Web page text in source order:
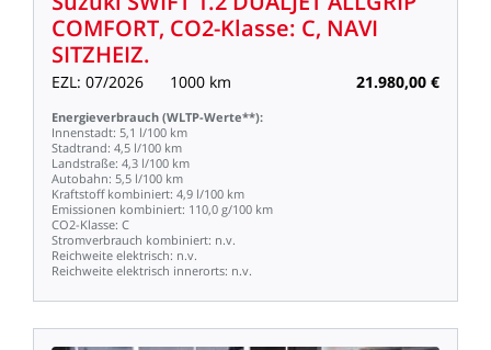
COMFORT, CO2-Klasse: C, NAVI
SITZHEIZ.
EZL: 07/2026 1000 km 21.980,00 €
Energieverbrauch (WLTP-Werte**):
Innenstadt: 5,1 l/100 km
Stadtrand: 4,5 l/100 km
Landstraße: 4,3 l/100 km
Autobahn: 5,5 l/100 km
Kraftstoff kombiniert: 4,9 l/100 km
Emissionen kombiniert: 110,0 g/100 km
CO2-Klasse: C
Stromverbrauch kombiniert: n.v.
Reichweite elektrisch: n.v.
Reichweite elektrisch innerorts: n.v.